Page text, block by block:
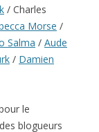
/ Charles
Morse /
Salma / Aude
/ Damien
le
blogueurs